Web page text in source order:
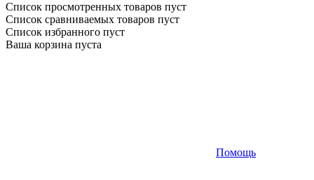
Список просмотренных товаров пуст
Список сравниваемых товаров пуст
Список избранного пуст
Ваша корзина пуста
Помощь